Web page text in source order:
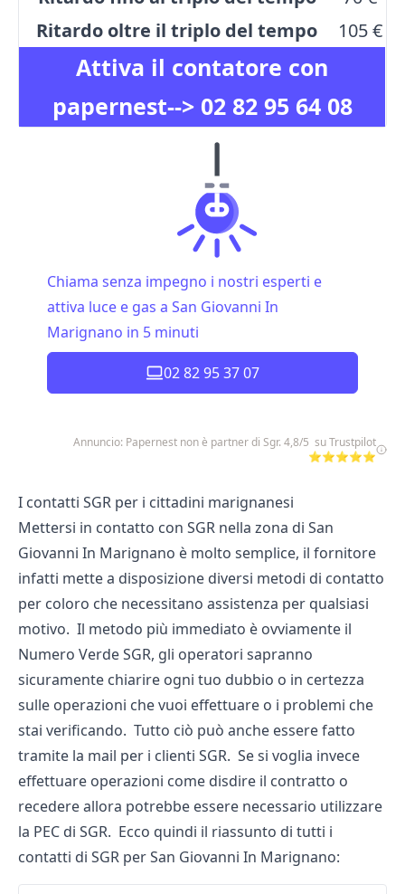
Attiva il contatore con
papernest--> 02 82 95 64 08
Ritardo oltre il triplo del tempo
105 €
Chiama senza impegno i nostri esperti e
attiva luce e gas a San Giovanni In
Marignano in 5 minuti
02 82 95 37 07
Annuncio: Papernest non è partner di Sgr. 4,8/5 su Trustpilot
⭐⭐⭐⭐⭐
I contatti SGR per i cittadini marignanesi
Mettersi in contatto con SGR nella zona di San
Giovanni In Marignano è molto semplice, il fornitore
infatti mette a disposizione diversi metodi di contatto
per coloro che necessitano assistenza per qualsiasi
motivo. Il metodo più immediato è ovviamente il
Numero Verde SGR, gli operatori sapranno
sicuramente chiarire ogni tuo dubbio o in certezza
sulle operazioni che vuoi effettuare o i problemi che
stai verificando. Tutto ciò può anche essere fatto
tramite la mail per i clienti SGR. Se si voglia invece
effettuare operazioni come disdire il contratto o
recedere allora potrebbe essere necessario utilizzare
la PEC di SGR. Ecco quindi il riassunto di tutti i
contatti di SGR per San Giovanni In Marignano: